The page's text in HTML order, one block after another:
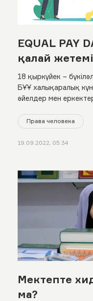
EQUAL PAY
қалай
18 қыркүйек –
БҰҰ халықаралық күн
әйелдер мен
мәселелерді
Қазақстандағы тең
тоқталдық
Права человека
19.09.2022, 05:34
Мектепте
ма?